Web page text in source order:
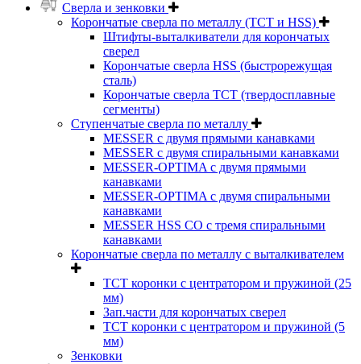
Сверла и зенковки
Корончатые сверла по металлу (TCT и HSS)
Штифты-выталкиватели для корончатых
сверел
Корончатые сверла HSS (быстрорежущая
сталь)
Корончатые сверла TCT (твердосплавные
сегменты)
Ступенчатые сверла по металлу
MESSER с двумя прямыми канавками
MESSER с двумя спиральными канавками
MESSER-OPTIMA с двумя прямыми
канавками
MESSER-OPTIMA с двумя спиральными
канавками
MESSER HSS CО с тремя спиральными
канавками
Корончатые сверла по металлу c выталкивателем
ТСТ коронки с центратором и пружиной (25
мм)
Зап.части для корончатых сверел
ТСТ коронки с центратором и пружиной (5
мм)
Зенковки